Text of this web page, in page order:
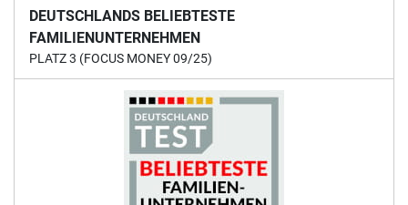
DEUTSCHLANDS BELIEBTESTE
FAMILIENUNTERNEHMEN
PLATZ 3 (FOCUS MONEY 09/25)